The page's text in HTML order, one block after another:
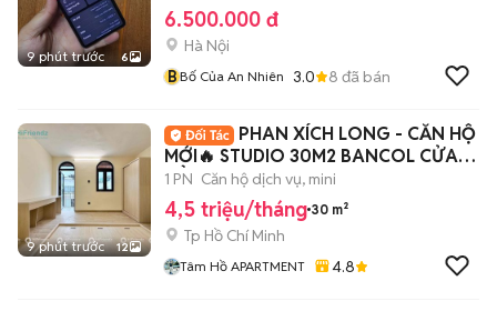
9 phút trước 6
6.500.000 đ
Hà Nội
BBố Của An Nhiên 3.0 8 đã bán
9 phút trước 12
PHAN XÍCH LONG - CĂN HỘ
MỚI🔥 STUDIO 30M2 BANCOL CỬA
SỔ - FULL NT 100%
1 PN Căn hộ dịch vụ, mini
4,5 triệu/tháng 30 m²
Tp Hồ Chí Minh
Tâm Hồ APARTMENT 4.8